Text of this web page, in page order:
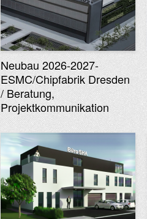
Neubau 2026-2027-
ESMC/Chipfabrik Dresden
/ Beratung,
Projektkommunikation